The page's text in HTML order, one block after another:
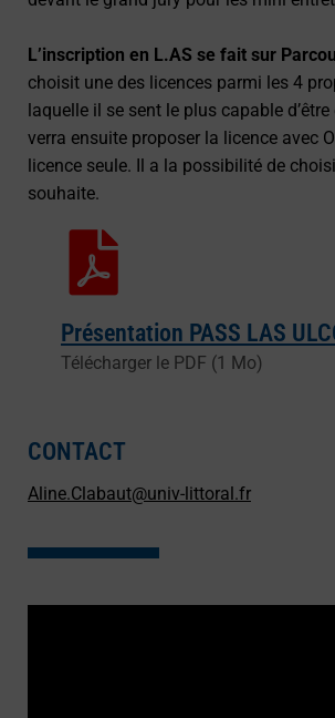
L’inscription en L.AS se fait sur
choisit une des licences parmi les 4
laquelle il se sent le plus capable
verra ensuite proposer la licence avec
licence seule. Il a la possibilité de
souhaite.
Présentation PASS LAS
Télécharger le PDF (1 Mo)
CONTACT
Aline.Clabaut@univ-littoral.fr